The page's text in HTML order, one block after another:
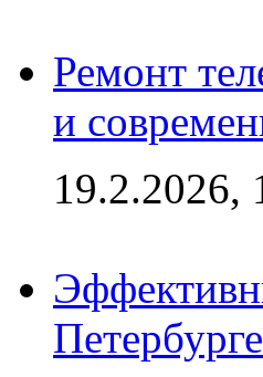
Ремонт
и
19.2.2026,